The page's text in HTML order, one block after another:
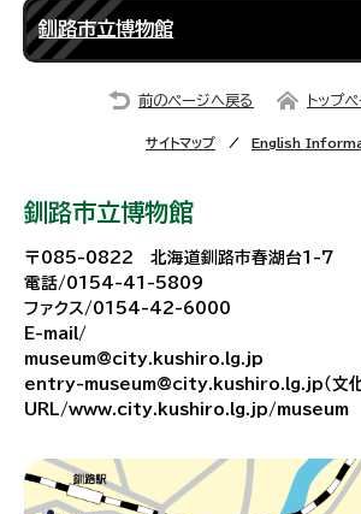
釧路市立博物館
前のページへ戻る トップ
サイトマップ English
釧路市立博物館
〒085-0822 北海道釧路市春湖台1-7
電話/0154-41-5809
ファクス/0154-42-6000
E-mail/
museum@city.kushiro.lg.jp
entry-museum@city.kushiro.lg.jp（文化
URL/www.city.kushiro.lg.jp/museum